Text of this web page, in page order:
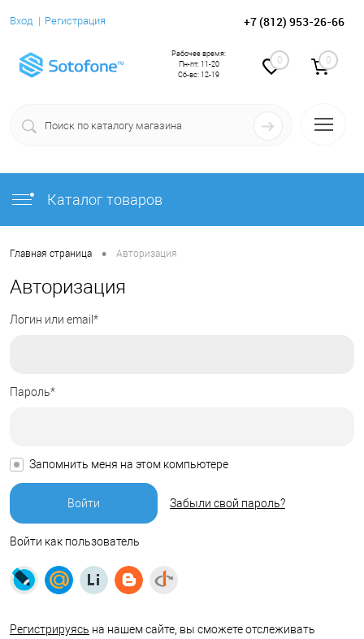
Вход Регистрация +7 (812) 953-26-66
0 0
Рабочее время:
Пн-пт: 11-20
Сб-вс: 12-19
Каталог товаров
Главная страница • Авторизация
Авторизация
Логин или email*
Пароль*
Запомнить меня на этом компьютере
Забыли свой пароль?
Войти как пользователь
Регистрируясь на нашем сайте, вы сможете отслеживать